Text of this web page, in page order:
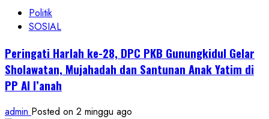
Politik
SOSIAL
Peringati Harlah ke-28, DPC PKB Gunungkidul Gelar
Sholawatan, Mujahadah dan Santunan Anak Yatim di
PP Al I’anah
admin Posted on 2 minggu ago